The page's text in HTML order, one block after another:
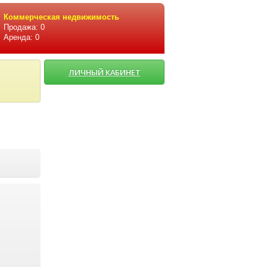
Коммерческая недвижимость
Продажа: 0
Аренда: 0
ЛИЧНЫЙ КАБИНЕТ